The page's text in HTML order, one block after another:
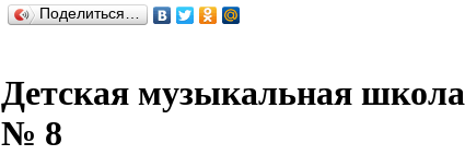
Поделиться…
Детская музыкальная школа
№ 8